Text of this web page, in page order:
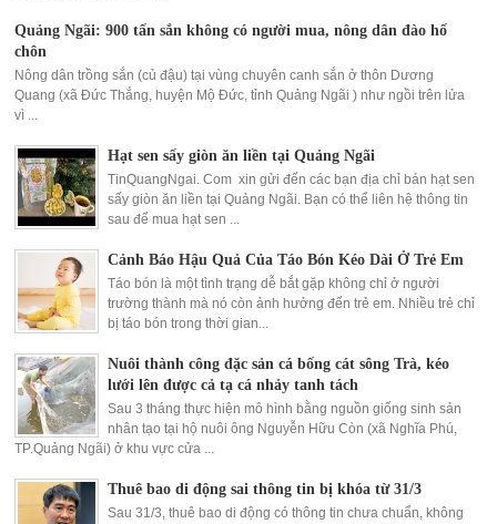
Quảng Ngãi: 900 tấn sắn không có người mua, nông dân đào hố
chôn
Nông dân trồng sắn (củ đậu) tại vùng chuyên canh sắn ở thôn Dương
Quang (xã Đức Thắng, huyện Mộ Đức, tỉnh Quảng Ngãi ) như ngồi trên lửa
vì ...
Hạt sen sấy giòn ăn liền tại Quảng Ngãi
TinQuangNgai. Com xin gửi đến các bạn địa chỉ bán hạt sen
sấy giòn ăn liền tại Quảng Ngãi. Bạn có thể liên hệ thông tin
sau để mua hạt sen ...
Cảnh Báo Hậu Quả Của Táo Bón Kéo Dài Ở Trẻ Em
Táo bón là một tình trạng dễ bắt gặp không chỉ ở người
trường thành mà nó còn ảnh hưởng đến trẻ em. Nhiều trẻ chỉ
bị táo bón trong thời gian...
Nuôi thành công đặc sản cá bống cát sông Trà, kéo
lưới lên được cả tạ cá nhảy tanh tách
Sau 3 tháng thực hiện mô hình bằng nguồn giống sinh sản
nhân tạo tại hộ nuôi ông Nguyễn Hữu Còn (xã Nghĩa Phú,
TP.Quảng Ngãi) ở khu vực cửa ...
Thuê bao di động sai thông tin bị khóa từ 31/3
Sau 31/3, thuê bao di động có thông tin chưa chuẩn, không